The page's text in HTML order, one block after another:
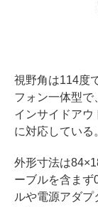
視野角は114度
フォン一体型
インサイドアウ
に対応している
外形寸法は
ーブルを含まず
ルや電源アダプ